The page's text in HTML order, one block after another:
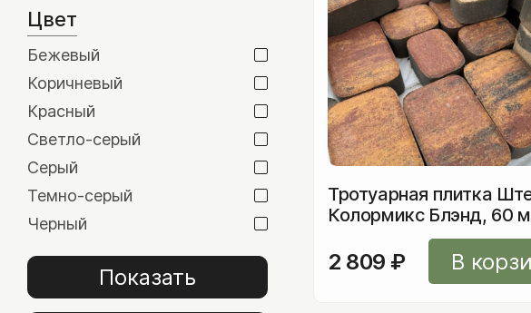
Мрамор
Порфирит
Облицовочная плитка
Цвет
Бежевый
Коричневый
Красный
Светло-серый
Серый
Темно-серый
Черный
Показать
Тротуарная плитка
Колормикс Блэнд, 60
2 809 ₽ В